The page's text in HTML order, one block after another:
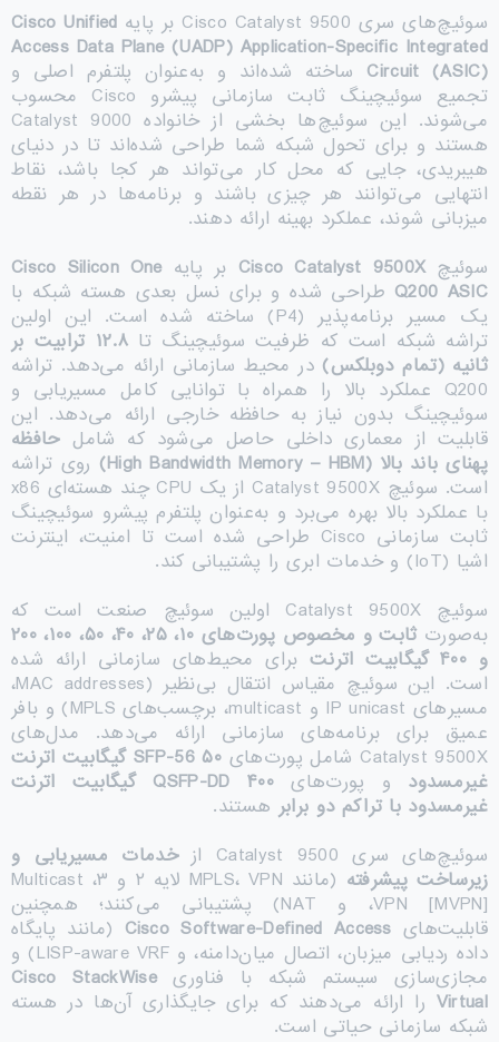
سوئیچ‌های سری Cisco Catalyst 9500 بر پایه
Cisco Unified
Access Data Plane (UADP) Application-Specific Integrated
Circuit (ASIC) ساخته شده‌اند و به‌عنوان پلتفرم اصلی و
تجمیع سوئیچینگ ثابت سازمانی پیشرو Cisco محسوب
می‌شوند. این سوئیچ‌ها بخشی از خانواده Catalyst 9000
هستند و برای تحول شبکه شما طراحی شده‌اند تا در دنیای
هیبریدی، جایی که محل کار می‌تواند هر کجا باشد، نقاط
انتهایی می‌توانند هر چیزی باشند و برنامه‌ها در هر نقطه
میزبانی شوند، عملکرد بهینه ارائه دهند.
سوئیچCisco Catalyst 9500X بر پایهCisco Silicon One
Q200 ASIC طراحی شده و برای نسل بعدی هسته شبکه با
یک مسیر برنامه‌پذیر (P4) ساخته شده است. این اولین
تراشه شبکه است که ظرفیت سوئیچینگ تا ۱۲.۸ ترابیت بر
ثانیه (تمام دوبلکس) در محیط سازمانی ارائه می‌دهد. تراشه
Q200 عملکرد بالا را همراه با توانایی کامل مسیریابی و
سوئیچینگ بدون نیاز به حافظه خارجی ارائه می‌دهد. این
قابلیت از معماری داخلی حاصل می‌شود که شامل حافظه
پهنای باند بالا (High Bandwidth Memory – HBM)
روی تراشه
است. سوئیچ Catalyst 9500X از یک CPU چند هسته‌ای x86
با عملکرد بالا بهره می‌برد و به‌عنوان پلتفرم پیشرو سوئیچینگ
ثابت سازمانی Cisco طراحی شده است تا امنیت، اینترنت
اشیا (IoT) و خدمات ابری را پشتیبانی کند.
سوئیچ Catalyst 9500X اولین سوئیچ صنعت است که
به‌صورتثابت و مخصوص پورت‌های ۱۰،۲۵، ۴۰، ۵۰، ۱۰۰،۲۰۰
و ۴۰۰گیگابیت اترنتبرای محیط‌های سازمانی ارائه شده
است. این سوئیچ مقیاس انتقال بی‌نظیر (MAC addresses،
مسیرهای IP unicast و multicast، برچسب‌های MPLS) و بافر
عمیق برای برنامه‌های سازمانی ارائه می‌دهد. مدل‌های
Catalyst 9500X شامل پورت‌های
SFP-56 ۵۰
گیگابیت اترنت
غیرمسدود و پورت‌های QSFP-DD ۴۰۰
گیگابیت اترنت
غیرمسدود با تراکم دو برابر هستند.
سوئیچ‌های سری Catalyst 9500 از
خدمات مسیریابی و
زیرساخت پیشرفته
(مانند MPLS، VPN لایه ۲ و ۳، Multicast
VPN [MVPN]، و NAT) پشتیبانی می‌کنند؛ همچنین
قابلیت‌های Cisco Software-Defined Access (مانند پایگاه
داده ردیابی میزبان، اتصال میان‌دامنه، و LISP-aware VRF) و
مجازی‌سازی سیستم شبکه با فناوریCisco StackWise
Virtual را ارائه می‌دهند که برای جایگذاری آن‌ها در هسته
شبکه سازمانی حیاتی است.